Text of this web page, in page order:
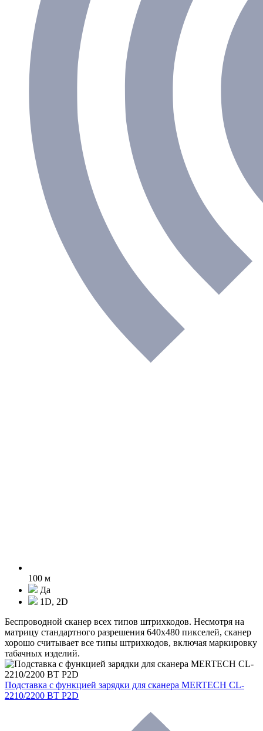
100 м
Да
1D, 2D
Беспроводной сканер всех типов штрихкодов. Несмотря на
матрицу стандартного разрешения 640х480 пикселей, сканер
хорошо считывает все типы штрихкодов, включая маркировку
табачных изделий.
Подставка с функцией зарядки для сканера MERTECH CL-
2210/2200 BT P2D